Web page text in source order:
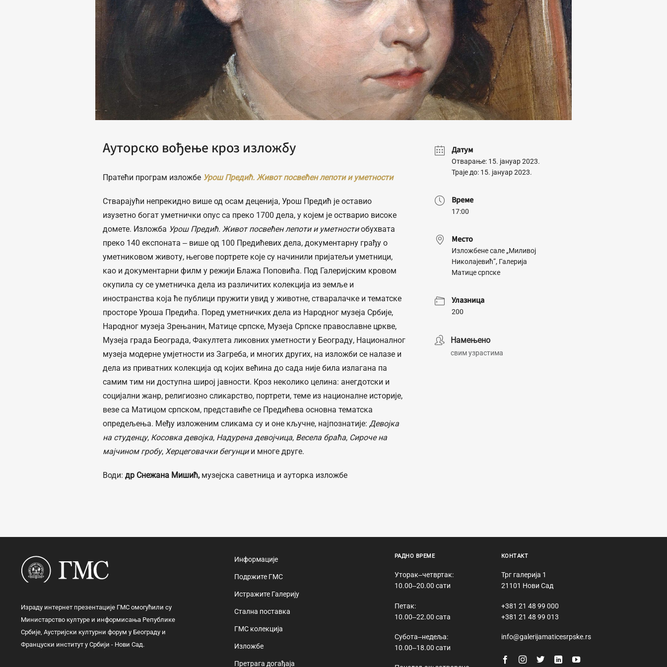
Ауторско вођење кроз изложбу
Пратећи програм изложбе Урош Предић. Живот посвећен лепоти и уметности
Стварајући непрекидно више од осам деценија, Урош Предић је оставио
изузетно богат уметнички опус са преко 1700 дела, у којем је остварио високе
домете. Изложба Урош Предић. Живот посвећен лепоти и уметностиобухвата
преко 140 експоната ‒ више од 100 Предићевих дела, документарну грађу о
уметниковом животу, његове портрете које су начинили пријатељи уметници,
као и документарни филм у режији Блажа Поповића. Под Галеријским кровом
окупила су се уметничка дела из различитих колекција из земље и
иностранства која ће публици пружити увид у животне, стваралачке и тематске
просторе Уроша Предића. Поред уметничких дела из Народног музеја Србије,
Народног музеја Зрењанин, Матице српске, Музеја Српске православне цркве,
Музеја града Београда, Факултета ликовних уметности у Београду, Националног
музеја модерне умјетности из Загреба, и многих других, на изложби се налазе и
дела из приватних колекција од којих већина до сада није била излагана па
самим тим ни доступна широј јавности. Кроз неколико целина: анегдотски и
социјални жанр, религиозно сликарство, портрети, теме из националне историје,
везе са Матицом српском, представиће се Предићева основна тематска
опредељења. Међу изложеним сликама су и оне кључне, најпознатије: Девојка
на студенцу, Косовка девојка, Надурена девојчица, Весела браћа, Сироче на
мајчином гробу, Херцеговачки бегунции многе друге.
Води: др Снежана Мишић, музејска саветница и ауторка изложбе
Датум
Отварање: 15. јануар 2023.
Траје до: 15. јануар 2023.
Време
17:00
Место
Изложбене сале „Миливој
Николајевић”, Галерија
Матице српске
Улазница
200
Намењено
свим узрастима
Израду интернет презентације ГМС омогућили су
Министарство културе и информисања Републике
Србије, Аустријски културни форум у Београду и
Француски институт у Србији - Нови Сад.
Информације
Подржите ГМС
Истражите Галерију
Стална поставка
ГМС колекција
Изложбе
Претрага догађаја
РАДНО ВРЕМЕ
Уторак‒четвртак:
10.00‒20.00 сати
Петак:
10.00‒22.00 сата
Субота‒недеља:
10.00‒18.00 сати
КОНТАКТ
Трг галерија 1
21101 Нови Сад
+381 21 48 99 000
+381 21 48 99 013
info@galerijamaticesrpske.rs